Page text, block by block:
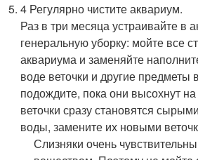
4 Регулярно чистите аквариум.
Раз в три месяца устраивайте в
генеральную уборку: мойте все
аквариума и заменяйте
воде веточки и другие предметы
подождите, пока они высохнут
веточки сразу становятся
воды, замените их новыми
Слизняки очень